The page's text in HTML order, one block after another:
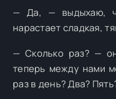
— Да, — выдыхаю,
нарастает сладкая,
— Сколько раз? —
теперь между нами
раз в день? Два?